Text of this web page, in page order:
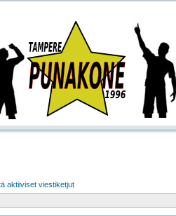
aktiiviset viestiketjut